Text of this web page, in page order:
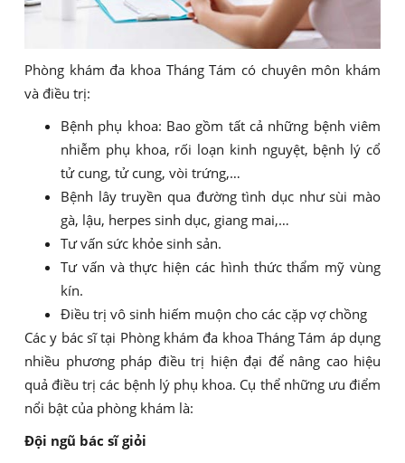
Phòng khám đa khoa Tháng Tám có chuyên môn khám
và điều trị:
Bệnh phụ khoa: Bao gồm tất cả những bệnh viêm
nhiễm phụ khoa, rối loạn kinh nguyệt, bệnh lý cổ
tử cung, tử cung, vòi trứng,…
Bệnh lây truyền qua đường tình dục như sùi mào
gà, lậu, herpes sinh dục, giang mai,…
Tư vấn sức khỏe sinh sản.
Tư vấn và thực hiện các hình thức thẩm mỹ vùng
kín.
Điều trị vô sinh hiếm muộn cho các cặp vợ chồng
Các y bác sĩ tại Phòng khám đa khoa Tháng Tám áp dụng
nhiều phương pháp điều trị hiện đại để nâng cao hiệu
quả điều trị các bệnh lý phụ khoa. Cụ thể những ưu điểm
nổi bật của phòng khám là:
Đội ngũ bác sĩ giỏi